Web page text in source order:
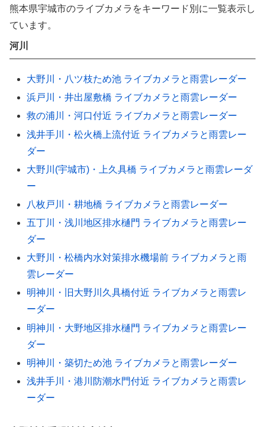
熊本県宇城市のライブカメラをキーワード別に一覧表示し
ています。
河川
大野川・八ツ枝ため池 ライブカメラと雨雲レーダー
浜戸川・井出屋敷橋 ライブカメラと雨雲レーダー
救の浦川・河口付近 ライブカメラと雨雲レーダー
浅井手川・松火橋上流付近 ライブカメラと雨雲レー
ダー
大野川(宇城市)・上久具橋 ライブカメラと雨雲レーダ
ー
八枚戸川・耕地橋 ライブカメラと雨雲レーダー
五丁川・浅川地区排水樋門 ライブカメラと雨雲レー
ダー
大野川・松橋内水対策排水機場前 ライブカメラと雨
雲レーダー
明神川・旧大野川久具橋付近 ライブカメラと雨雲レ
ーダー
明神川・大野地区排水樋門 ライブカメラと雨雲レー
ダー
明神川・築切ため池 ライブカメラと雨雲レーダー
浅井手川・港川防潮水門付近 ライブカメラと雨雲レ
ーダー